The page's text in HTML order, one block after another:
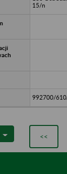
15/n
992700/
<<